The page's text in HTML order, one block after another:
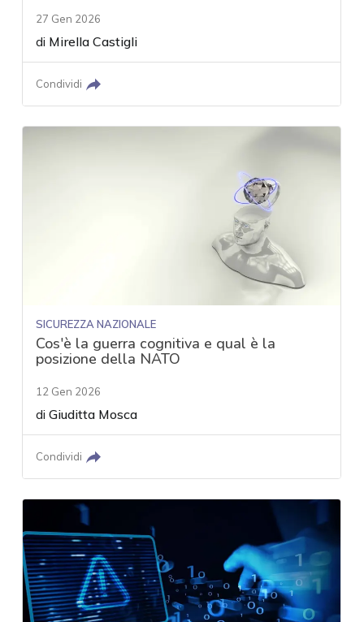
27 Gen 2026
di Mirella Castigli
Condividi
SICUREZZA NAZIONALE
Cos'è la guerra cognitiva e qual è la
posizione della NATO
12 Gen 2026
diGiuditta Mosca
Condividi